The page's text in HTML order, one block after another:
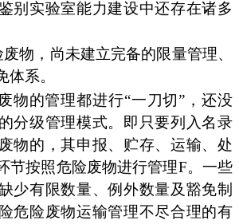
别实验室能力建设中还存在诸多
物，尚未建立完备的限量管理、
系。
物的管理都进行“一刀切”，还没
分级管理模式。即只要列入名录
物的，其申报、贮存、运输、处
节按照危险废物进行管理F。一些
少有限数量、例外数量及豁免制
危险废物运输管理不尽合理的有